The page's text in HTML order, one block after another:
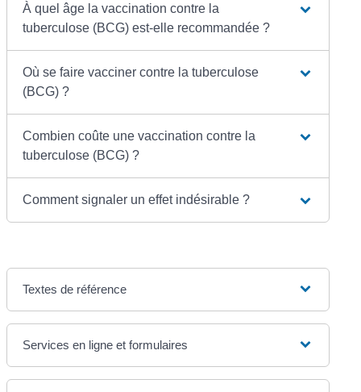
À quel âge la vaccination contre la
tuberculose (BCG) est-elle recommandée ?
Où se faire vacciner contre la tuberculose
(BCG) ?
Combien coûte une vaccination contre la
tuberculose (BCG) ?
Comment signaler un effet indésirable ?
Textes de référence
Services en ligne et formulaires